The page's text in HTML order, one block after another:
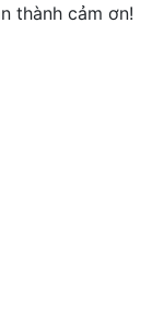
thành cảm ơn!